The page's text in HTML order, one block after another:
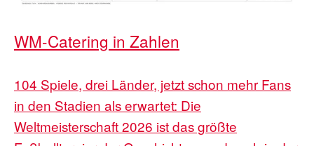
WM-Catering in Zahlen
104 Spiele, drei Länder, jetzt schon mehr Fans
in den Stadien als erwartet: Die
Weltmeisterschaft 2026 ist das größte